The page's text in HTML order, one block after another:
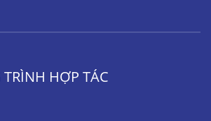
HỢP TÁC